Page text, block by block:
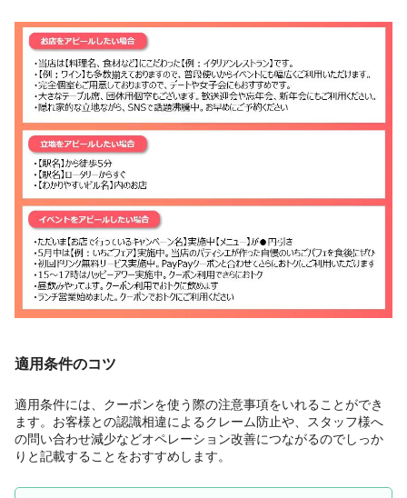
適用条件のコツ
適用条件には、クーポンを使う際の注意事項をいれることができ
ます。お客様との認識相違によるクレーム防止や、スタッフ様へ
の問い合わせ減少などオペレーション改善につながるのでしっか
りと記載することをおすすめします。